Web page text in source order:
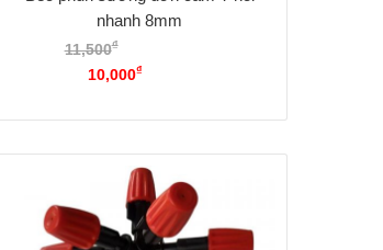
nhanh 8mm
11,500₫
11,500₫.10,000₫Giá hiện tại là: